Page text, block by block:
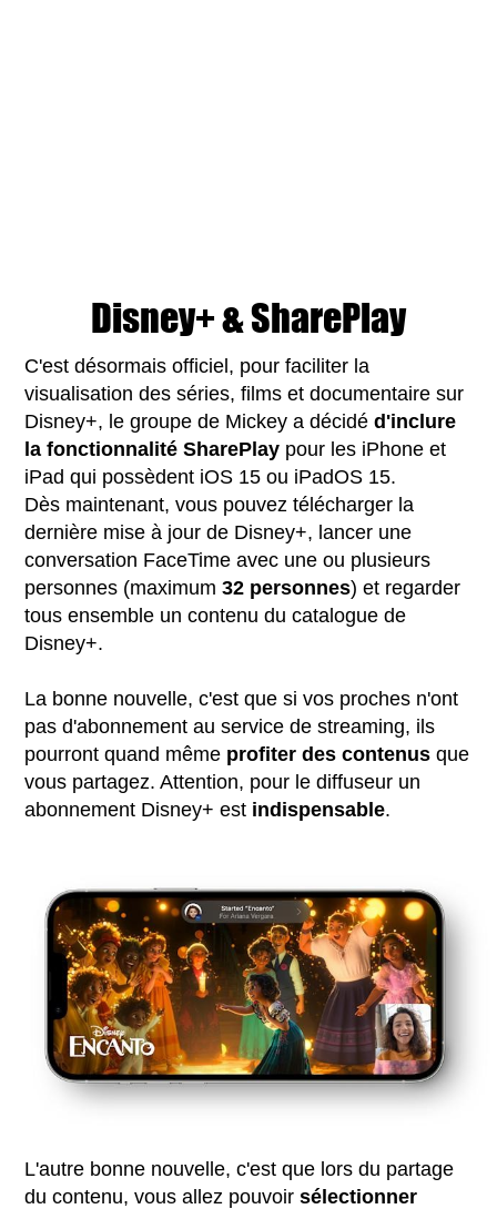
Disney+ & SharePlay
C'est désormais officiel, pour faciliter la
visualisation des séries, films et documentaire sur
Disney+, le groupe de Mickey a décidéd'inclure
la fonctionnalité SharePlay pour les iPhone et
iPad qui possèdent iOS 15 ou iPadOS 15.
Dès maintenant, vous pouvez télécharger la
dernière mise à jour de Disney+, lancer une
conversation FaceTime avec une ou plusieurs
personnes (maximum32 personnes) et regarder
tous ensemble un contenu du catalogue de
Disney+.
La bonne nouvelle, c'est que si vos proches n'ont
pas d'abonnement au service de streaming, ils
pourront quand même profiter des contenus que
vous partagez. Attention, pour le diffuseur un
abonnement Disney+ est indispensable.
L'autre bonne nouvelle, c'est que lors du partage
du contenu, vous allez pouvoir sélectionner